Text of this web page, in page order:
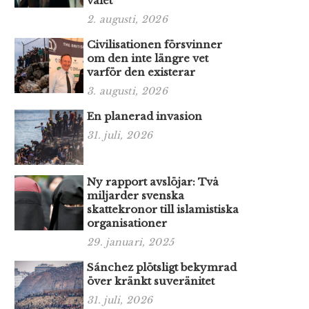
2. augusti, 2026
Civilisationen försvinner
om den inte längre vet
varför den existerar
3. augusti, 2026
En planerad invasion
31. juli, 2026
Ny rapport avslöjar: Två
miljarder svenska
skattekronor till islamistiska
organisationer
29. januari, 2025
Sánchez plötsligt bekymrad
över kränkt suveränitet
31. juli, 2026